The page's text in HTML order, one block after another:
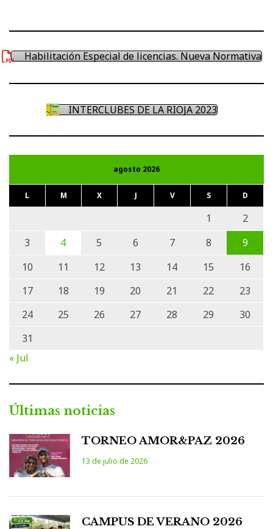
Habilitación Especial de licencias. Nueva Normativa
INTERCLUBES DE LA RIOJA 2023
agosto 2026
L M X J V S D
1
2
3
4 5 6 7 8
9
10
11 12 13 14 15
16
17
18 19 20 21 22
23
24
25 26 27 28 29
30
31
« Jul
Últimas noticias
TORNEO AMOR&PAZ 2026
13 de julio de 2026
CAMPUS DE VERANO 2026